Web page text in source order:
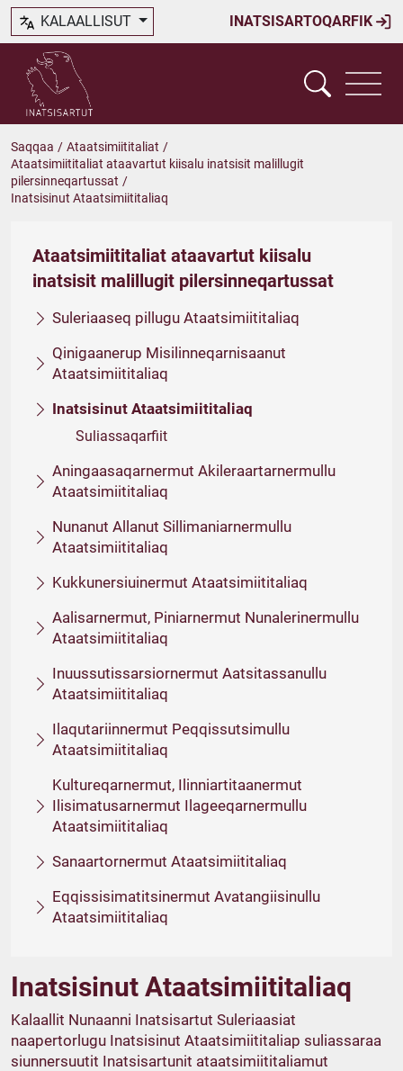
INATSISARTOQARFIK
KALAALLISUT
Saqqaa / Ataatsimiititaliat /
Ataatsimiititaliat ataavartut kiisalu inatsisit malillugit
pilersinneqartussat /
Inatsisinut Ataatsimiititaliaq
Ataatsimiititaliat ataavartut kiisalu
inatsisit malillugit pilersinneqartussat
Suleriaaseq pillugu Ataatsimiititaliaq
Qinigaanerup Misilinneqarnisaanut
Ataatsimiititaliaq
Inatsisinut Ataatsimiititaliaq
Suliassaqarfiit
Aningaasaqarnermut Akileraartarnermullu
Ataatsimiititaliaq
Nunanut Allanut Sillimaniarnermullu
Ataatsimiititaliaq
Kukkunersiuinermut Ataatsimiititaliaq
Aalisarnermut, Piniarnermut Nunalerinermullu
Ataatsimiititaliaq
Inuussutissarsiornermut Aatsitassanullu
Ataatsimiititaliaq
Ilaqutariinnermut Peqqissutsimullu
Ataatsimiititaliaq
Kultureqarnermut, Ilinniartitaanermut
Ilisimatusarnermut Ilageeqarnermullu
Ataatsimiititaliaq
Sanaartornermut Ataatsimiititaliaq
Eqqissisimatitsinermut Avatangiisinullu
Ataatsimiititaliaq
Inatsisinut Ataatsimiititaliaq
Kalaallit Nunaanni Inatsisartut Suleriaasiat
naapertorlugu Inatsisinut Ataatsi­miititaliap suliassaraa
siunnersuutit Inatsisartunit ataatsimiititaliamut